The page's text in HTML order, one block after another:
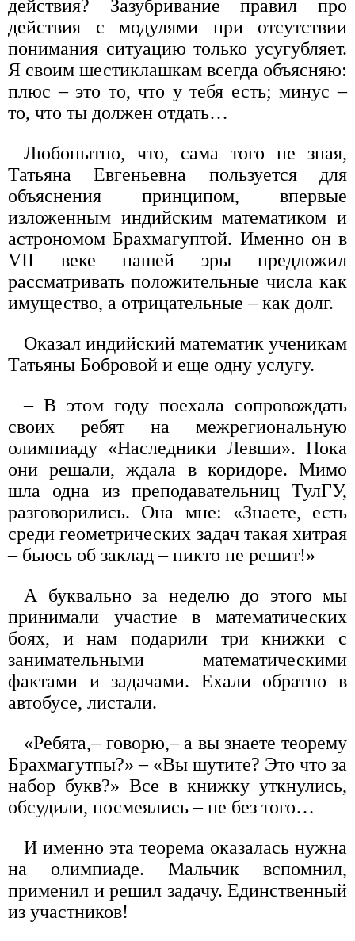
действия? Зазубривание правил про
действия с модулями при отсутствии
понимания ситуацию только усугуб­ляет.
Я своим шестиклашкам всегда объясняю:
плюс – это то, что у тебя есть; минус –
то, что ты должен отдать…
Любопытно, что, сама того не зная,
Татьяна Евгеньевна пользуется для
объяснения принципом, впервые
изложенным индийским математиком и
астрономом Брахмагуптой. Именно он в
VII веке нашей эры предложил
рассматривать положительные числа как
имущество, а отрицательные – как долг.
Оказал индийский математик ученикам
Татьяны Бобровой и еще одну услугу.
– В этом году поехала сопровождать
своих ребят на межрегиональную
олимпиаду «Наследники Левши». Пока
они решали, ждала в коридоре. Мимо
шла одна из преподавательниц ТулГУ,
разговорились. Она мне: «Знаете, есть
среди геометрических задач такая хитрая
– бьюсь об заклад – никто не решит!»
А буквально за неделю до этого мы
принимали участие в математических
боях, и нам подарили три книжки с
занимательными математическими
фактами и задачами. Ехали обратно в
автобусе, листали.
«Ребята,– говорю,– а вы знаете теорему
Брахмагутпы?» – «Вы шутите? Это что за
набор букв?» Все в книжку уткнулись,
обсудили, посмеялись – не без того…
И именно эта теорема оказалась нужна
на олимпиаде. Мальчик вспомнил,
применил и решил задачу. Единственный
из участников!